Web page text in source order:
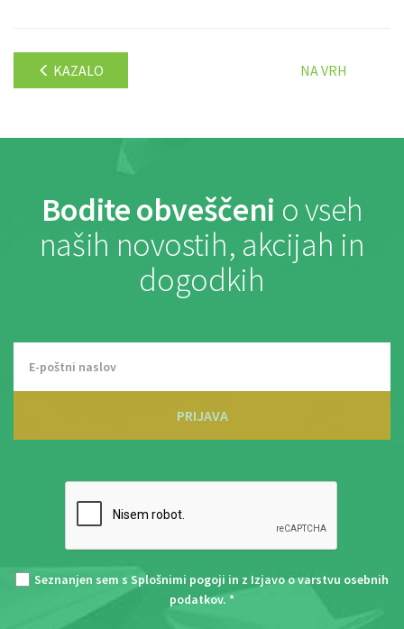
KAZALO NA VRH
Bodite obveščeni o vseh
naših novostih, akcijah in
dogodkih
PRIJAVA
Seznanjen sem s Splošnimi pogoji in z Izjavo o varstvu osebnih
podatkov. *